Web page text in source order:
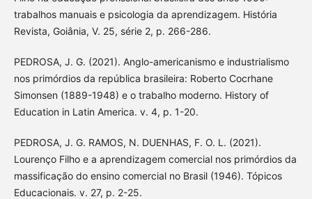
trabalhos manuais e psicologia da aprendizagem. História
Revista, Goiânia, V. 25, série 2, p. 266-286.
PEDROSA, J. G. (2021). Anglo-americanismo e industrialismo
nos primórdios da república brasileira: Roberto Cocrhane
Simonsen (1889-1948) e o trabalho moderno. History of
Education in Latin America. v. 4, p. 1-20.
PEDROSA, J. G. RAMOS, N. DUENHAS, F. O. L. (2021).
Lourenço Filho e a aprendizagem comercial nos primórdios da
massificação do ensino comercial no Brasil (1946). Tópicos
Educacionais. v. 27, p. 2-25.